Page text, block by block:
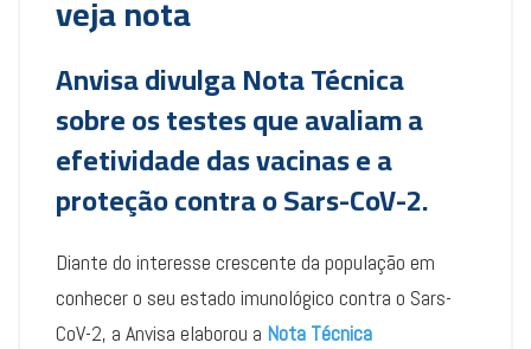
veja nota
Anvisa divulga Nota Técnica
sobre os testes que avaliam a
efetividade das vacinas e a
proteção contra o Sars-CoV-2.
Diante do interesse crescente da população em
conhecer o seu estado imunológico contra o Sars-
CoV-2, a Anvisa elaborou a Nota Técnica